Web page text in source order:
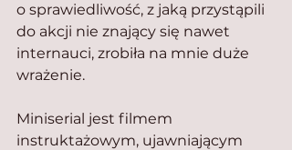
o sprawiedliwość, z jaką przystąpili
do akcji nie znający się nawet
internauci, zrobiła na mnie duże
wrażenie.
Miniserial jest filmem
instruktażowym, ujawniającym